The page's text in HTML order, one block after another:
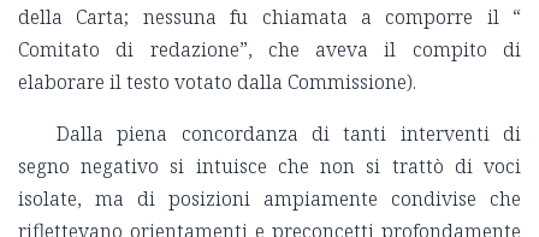
della Carta; nessuna fu chiamata a comporre il “
Comitato di redazione”, che aveva il compito di
elaborare il testo votato dalla Commissione).
Dalla piena concordanza di tanti interventi di
segno negativo si intuisce che non si trattò di voci
isolate, ma di posizioni ampiamente condivise che
riflettevano orientamenti e preconcetti profondamente